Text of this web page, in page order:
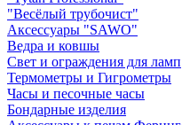
"Весёлый трубочист"
Аксессуары "SAWO"
Ведра и ковшы
Свет и ограждения для ламп
Термометры и Гигрометры
Часы и песочные часы
Бондарные изделия